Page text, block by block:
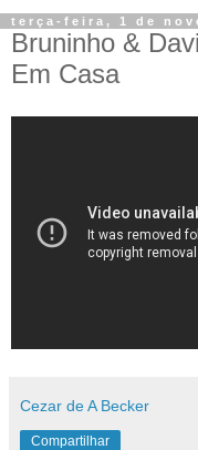
terça-feira, 1 de
Bruninho &
Em Casa
Cezar de A Becker
Compartilhar